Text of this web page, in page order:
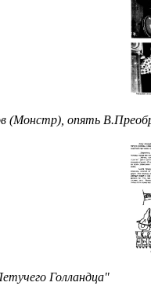
(Монстр), опять
Голландца"